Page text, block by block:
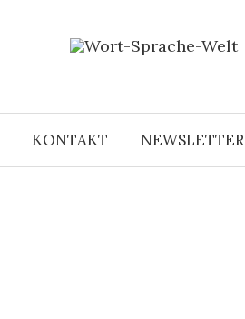
KONTAKT NEWSLETTER